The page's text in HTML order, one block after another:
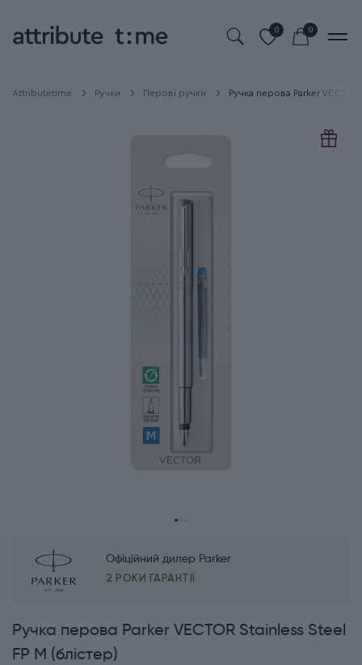
0 0
Attributetime Ручки Перові ручки Ручка перова Parker
Офіційний дилер Parker
2 РОКИ ГАРАНТІЇ
Ручка перова Parker VECTOR Stainless Steel
FP M (блістер)